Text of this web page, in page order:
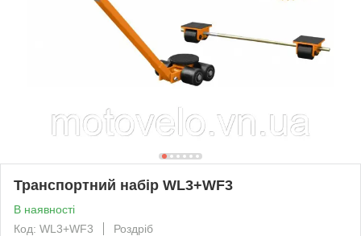
Транспортний набір WL3+WF3
В наявності
Код: WL3+WF3
Роздріб